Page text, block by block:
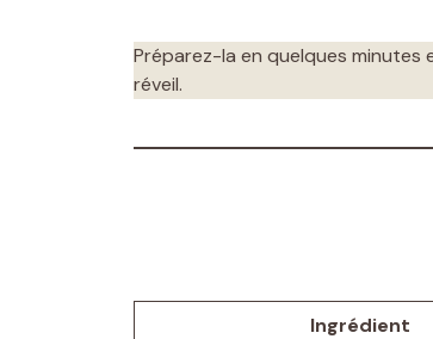
Préparez-la en quelques
réveil.
Ingrédient